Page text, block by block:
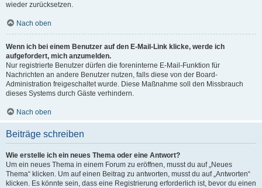
wieder zurücksetzen.
Nach oben
Wenn ich bei einem Benutzer auf den E-Mail-Link klicke, werde ich
aufgefordert, mich anzumelden.
Nur registrierte Benutzer dürfen die foreninterne E-Mail-Funktion für
Nachrichten an andere Benutzer nutzen, falls diese von der Board-
Administration freigeschaltet wurde. Diese Maßnahme soll den Missbrauch
dieses Systems durch Gäste verhindern.
Nach oben
Beiträge schreiben
Wie erstelle ich ein neues Thema oder eine Antwort?
Um ein neues Thema in einem Forum zu eröffnen, musst du auf „Neues
Thema“ klicken. Um auf einen Beitrag zu antworten, musst du auf „Antworten“
klicken. Es könnte sein, dass eine Registrierung erforderlich ist, bevor du einen